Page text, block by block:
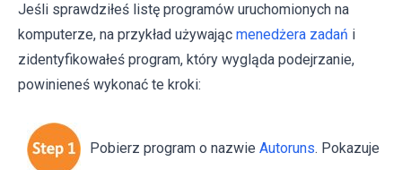
Jeśli sprawdziłeś listę programów uruchomionych na
komputerze, na przykład używając menedżera zadań i
zidentyfikowałeś program, który wygląda podejrzanie,
powinieneś wykonać te kroki:
Pobierz program o nazwie Autoruns. Pokazuje